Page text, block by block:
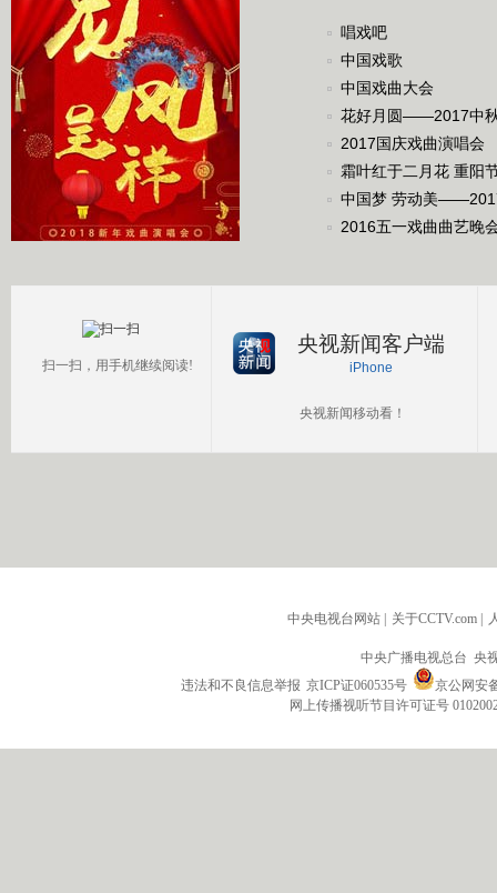
唱戏吧
中国戏歌
中国戏曲大会
花好月圆——2017中
2017国庆戏曲演唱会
霜叶红于二月花 重阳
中国梦 劳动美
2016五一戏曲曲艺晚
扫一扫，用手机继续阅读!
央视新闻客户端
iPhone
央视新闻移动看！
中央电视台网站 关于CCTV.com
中央广播电视总台 央
违法和不良信息举报 京ICP证060535号
京公网安
网上传播视听节目许可证号